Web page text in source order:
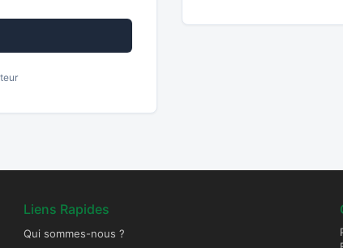
Liens Rapides
Qui sommes-nous ?